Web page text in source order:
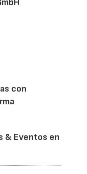
con
& Eventos en